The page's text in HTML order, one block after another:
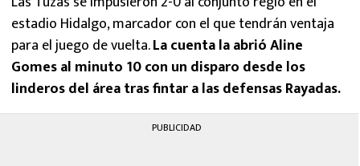
estadio Hidalgo, marcador con el que tendrán ventaja
para el juego de vuelta.La cuenta la abrió Aline
Gomes al minuto 10 con un disparo desde los
linderos del área tras fintar a las defensas Rayadas.
PUBLICIDAD